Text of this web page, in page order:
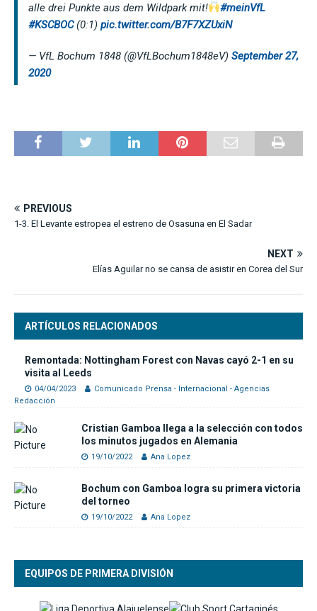
alle drei Punkte aus dem Wildpark mit!
#meinVfL
#KSCBOC(0:1) pic.twitter.com/B7F7XZUxiN
— VfL Bochum 1848 (@VfLBochum1848eV) September 27,
2020
PREVIOUS
1-3. El Levante estropea el estreno de Osasuna en El Sadar
NEXT
Elías Aguilar no se cansa de asistir en Corea del Sur
ARTÍCULOS RELACIONADOS
Remontada: Nottingham Forest con Navas cayó 2-1 en su
visita al Leeds
04/04/2023
Comunicado Prensa - Internacional - Agencias
Redacción
Cristian Gamboa llega a la selección con todos
los minutos jugados en Alemania
19/10/2022 Ana Lopez
Bochum con Gamboa logra su primera victoria
del torneo
19/10/2022 Ana Lopez
EQUIPOS DE PRIMERA DIVISIÓN